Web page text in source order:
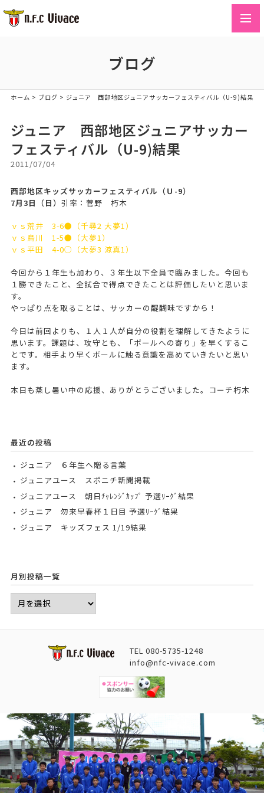
ブログ
ホーム > ブログ > ジュニア 西部地区ジュニアサッカーフェスティバル（U-9)結果
ジュニア 西部地区ジュニアサッカー
フェスティバル（U-9)結果
2011/07/04
西部地区キッズサッカーフェスティバル（Ｕ-9）
7月3日（日） 引率：菅野 朽木
ｖｓ荒井 3-6●（千尋2 大夢1）
ｖｓ鳥川 1-5●（大夢1）
ｖｓ平田 4-0○（大夢3 涼真1）
今回から１年生も加わり、３年生以下全員で臨みました。今回も
１勝できたこと、全試合で得点できたことは評価したいと思いま
す。
やっぱり点を取ることは、サッカーの醍醐味ですから！
今日は前回よりも、１人１人が自分の役割を理解してきたように
思います。課題は、攻守とも、「ボールへの寄り」を早くするこ
とです。相手より早くボールに触る意識を高めていきたいと思い
ます。
本日も蒸し暑い中の応援、ありがとうございました。コーチ朽木
最近の投稿
ジュニア ６年生へ贈る言葉
ジュニアユース スポニチ新聞掲載
ジュニアユース 朝日ﾁｬﾚﾝｼﾞｶｯﾌﾟ 予選ﾘｰｸﾞ結果
ジュニア 勿来早春杯１日目 予選ﾘｰｸﾞ結果
ジュニア キッズフェス 1/19結果
月別投稿一覧
TEL 080-5735-1248
info@nfc-vivace.com